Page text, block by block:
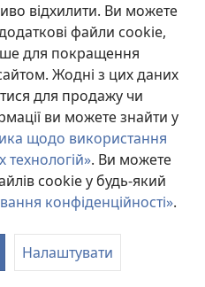
відхилити. Ви можете
файли cookie,
для покращення
Жодні з цих даних
для продажу чи
ви можете знайти у
щодо використання
технологій». Ви можете
cookie у будь-який
конфіденційності».
Налаштувати
Далі
and Tract Society of
КОНФІДЕНЦІЙНОСТІ|